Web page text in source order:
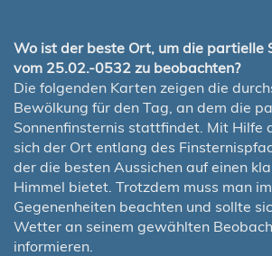
Wo ist der beste Ort, um die partielle
vom 25.02.-0532 zu beobachten?
Die folgenden Karten zeigen die
Bewölkung für den Tag, an dem die
Sonnenfinsternis stattfindet. Mit Hilfe
sich der Ort entlang des
der die besten Aussichen auf einen
Himmel bietet. Trotzdem muss man
Gegenenheiten beachten und sollte
Wetter an seinem gewählten
informieren.